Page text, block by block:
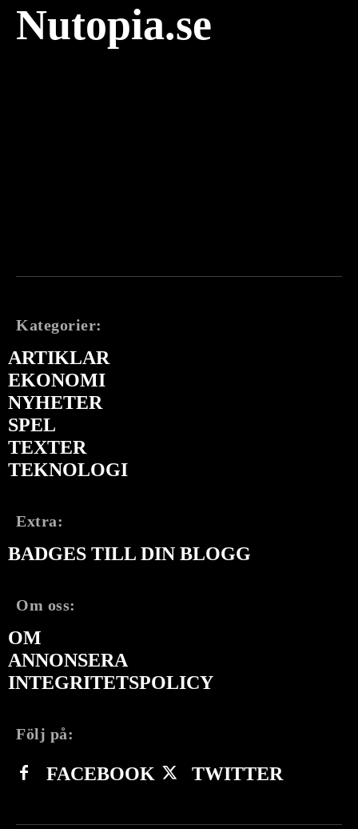
Nutopia.se
Kategorier:
ARTIKLAR
EKONOMI
NYHETER
SPEL
TEXTER
TEKNOLOGI
Extra:
BADGES TILL DIN BLOGG
Om oss:
OM
ANNONSERA
INTEGRITETSPOLICY
Följ på:
FACEBOOK TWITTER